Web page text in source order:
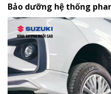
Bảo dưỡng hệ thống